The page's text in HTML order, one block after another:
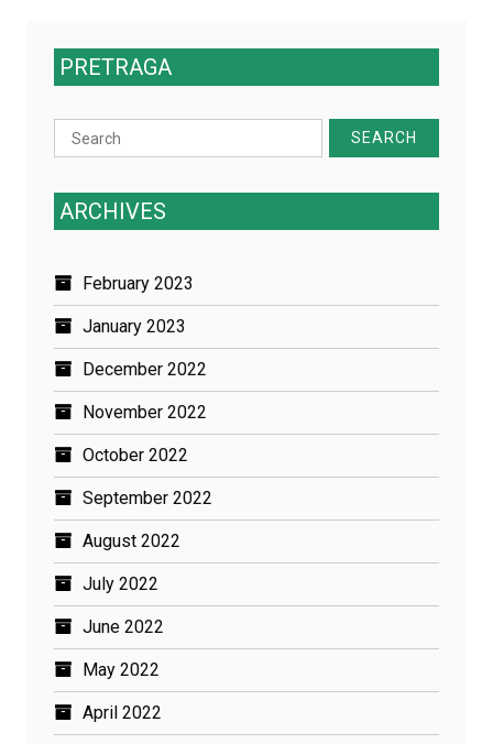
PRETRAGA
Search
for:
ARCHIVES
February 2023
January 2023
December 2022
November 2022
October 2022
September 2022
August 2022
July 2022
June 2022
May 2022
April 2022